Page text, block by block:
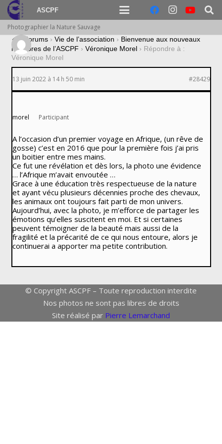
ASCPF
Photographier la Nature Sauvage
› Forums › Vie de l’association › Bienvenue aux nouveaux
membres de l’ASCPF › Véronique Morel › Répondre à :
Véronique Morel
13 juin 2022 à 14 h 50 min #28429
morel Participant
A l’occasion d’un premier voyage en Afrique, (un rêve de
gosse) c’est en 2016 que pour la première fois j’ai pris
un boitier entre mes mains.
Ce fut une révélation et dès lors, la photo une évidence
… l’Afrique m’avait envoutée …
Grace à une éducation très respectueuse de la nature
et ayant vécu plusieurs décennies proche des chevaux,
les animaux ont toujours fait parti de mon univers.
Aujourd’hui, avec la photo, je m’efforce de partager les
émotions qu’elles suscitent en moi. Et si certaines
peuvent témoigner de la beauté mais aussi de la
fragilité et la précarité de ce qui nous entoure, alors je
continuerai a apporter ma petite contribution.
© Copyright ASCPF – Toute reproduction interdite
Nos photos ne sont pas libres de droits
Site réalisé par Pierre Lemarchand